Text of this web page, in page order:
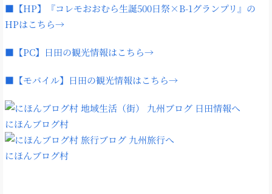
■【HP】『コレモおおむら生誕500日祭×B-1グランプリ』の
HPはこちら→
■【PC】日田の観光情報はこちら→
■【モバイル】日田の観光情報はこちら→
にほんブログ村
にほんブログ村